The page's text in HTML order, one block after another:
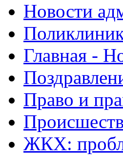
Новости
Главная -
Право и
ЖКХ: